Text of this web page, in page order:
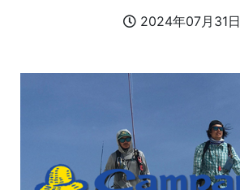
2024年07月31日